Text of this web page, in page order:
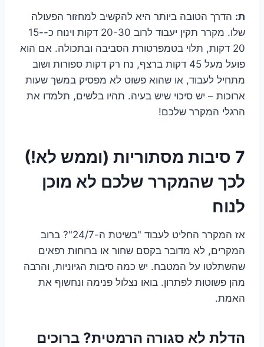
ת: הדרך הטובה ביותר היא להקשיב למחזור הפעולה
שלו. מקרר תקין יעבוד לרוב 20-30 דקות וינוח כ-15-
20 דקות, תלוי בטמפרטורת הסביבה ובתכולה. אם הוא
פועל מעל 45 דקות ברצף, נח רק דקות ספורות ושוב
מתחיל לעבוד, או שהוא פשוט לא מפסיק במשך שעות
ארוכות – יש סיכוי שיש בעיה. תהיו בלשים, תלמדו את
הרגלי המקרר שלכם!
7 סיבות מסתוריות (וממש לא!)
לכך שהמקרר שלכם לא מוכן
לנוח
אז המקרר החליט לעבוד "בשיטת ה-24/7"? ברוב
המקרים, לא מדובר בקסם שחור או ברוחות רפאים
שהשתלטו על המטבח. יש כמה סיבות הגיוניות, והרבה
מהן פשוטות לפתרון. בואו נצלול פנימה ונחשוף את
האמת.
הדלת לא סגורה הרמטית? ברוכים